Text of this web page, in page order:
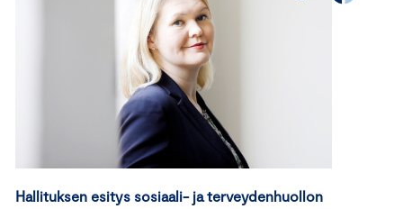
Hallituksen esitys sosiaali- ja terveydenhuollon